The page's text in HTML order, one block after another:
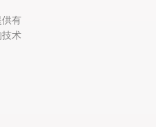
供有
技术